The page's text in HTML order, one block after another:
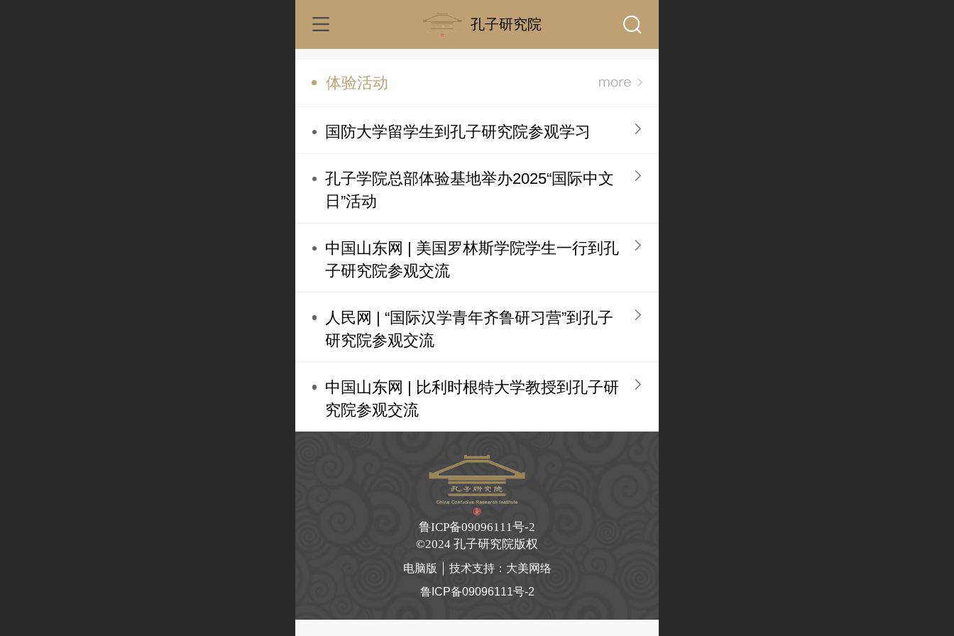
孔子研究院
体验活动
国防大学留学生到孔子研究院参观学习
孔子学院总部体验基地举办2025“国际中文
日”活动
中国山东网 | 美国罗林斯学院学生一行到孔
子研究院参观交流
人民网 | “国际汉学青年齐鲁研习营”到孔子
研究院参观交流
中国山东网 | 比利时根特大学教授到孔子研
究院参观交流
鲁ICP备09096111号-2
©2024 孔子研究院版权
电脑版 技术支持： 大美网络
鲁ICP备09096111号-2